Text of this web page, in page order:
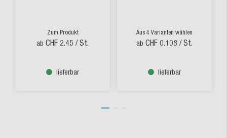
Zum Produkt
ab CHF 2.45 / St.
lieferbar
Aus 4 Varianten wählen
ab CHF 0.108 / St.
lieferbar